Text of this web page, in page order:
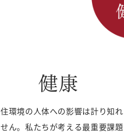
健康
住環境の人体への影響は計り知
せん。私たちが考える最重要課